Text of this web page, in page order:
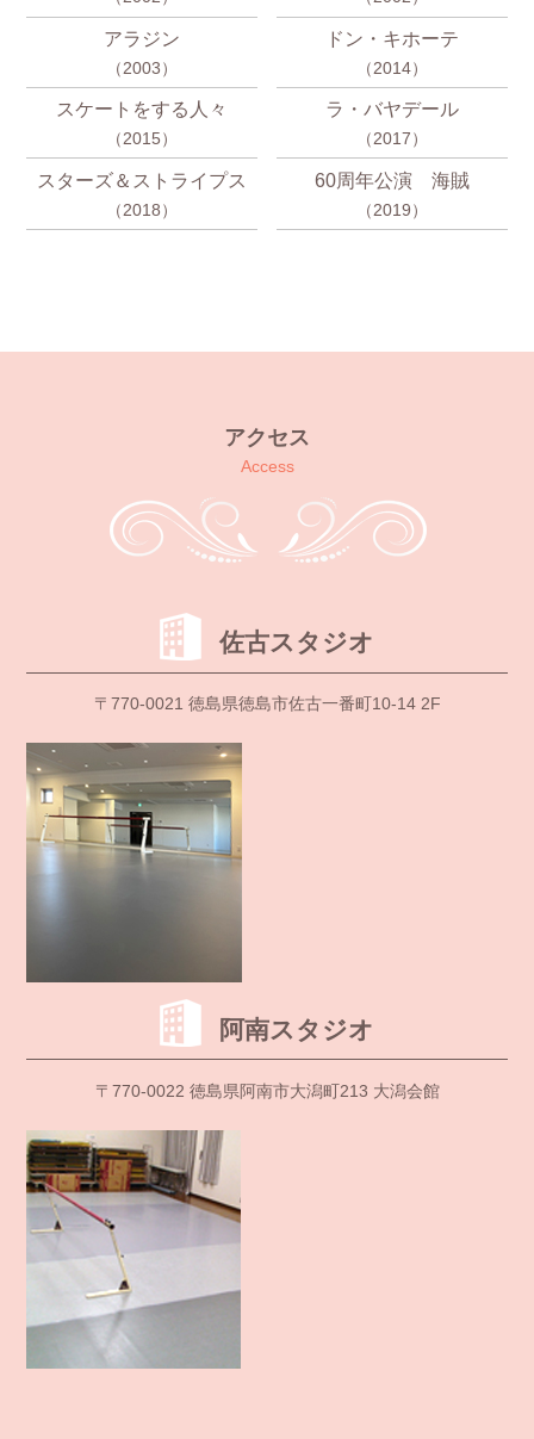
アラジン
（2003）
ドン・キホーテ
（2014）
スケートをする人々
（2015）
ラ・バヤデール
（2017）
スターズ＆ストライプス
（2018）
60周年公演 海賊
（2019）
アクセス
Access
佐古スタジオ
〒770-0021 徳島県徳島市佐古一番町10-14 2F
阿南スタジオ
〒770-0022 徳島県阿南市大潟町213 大潟会館